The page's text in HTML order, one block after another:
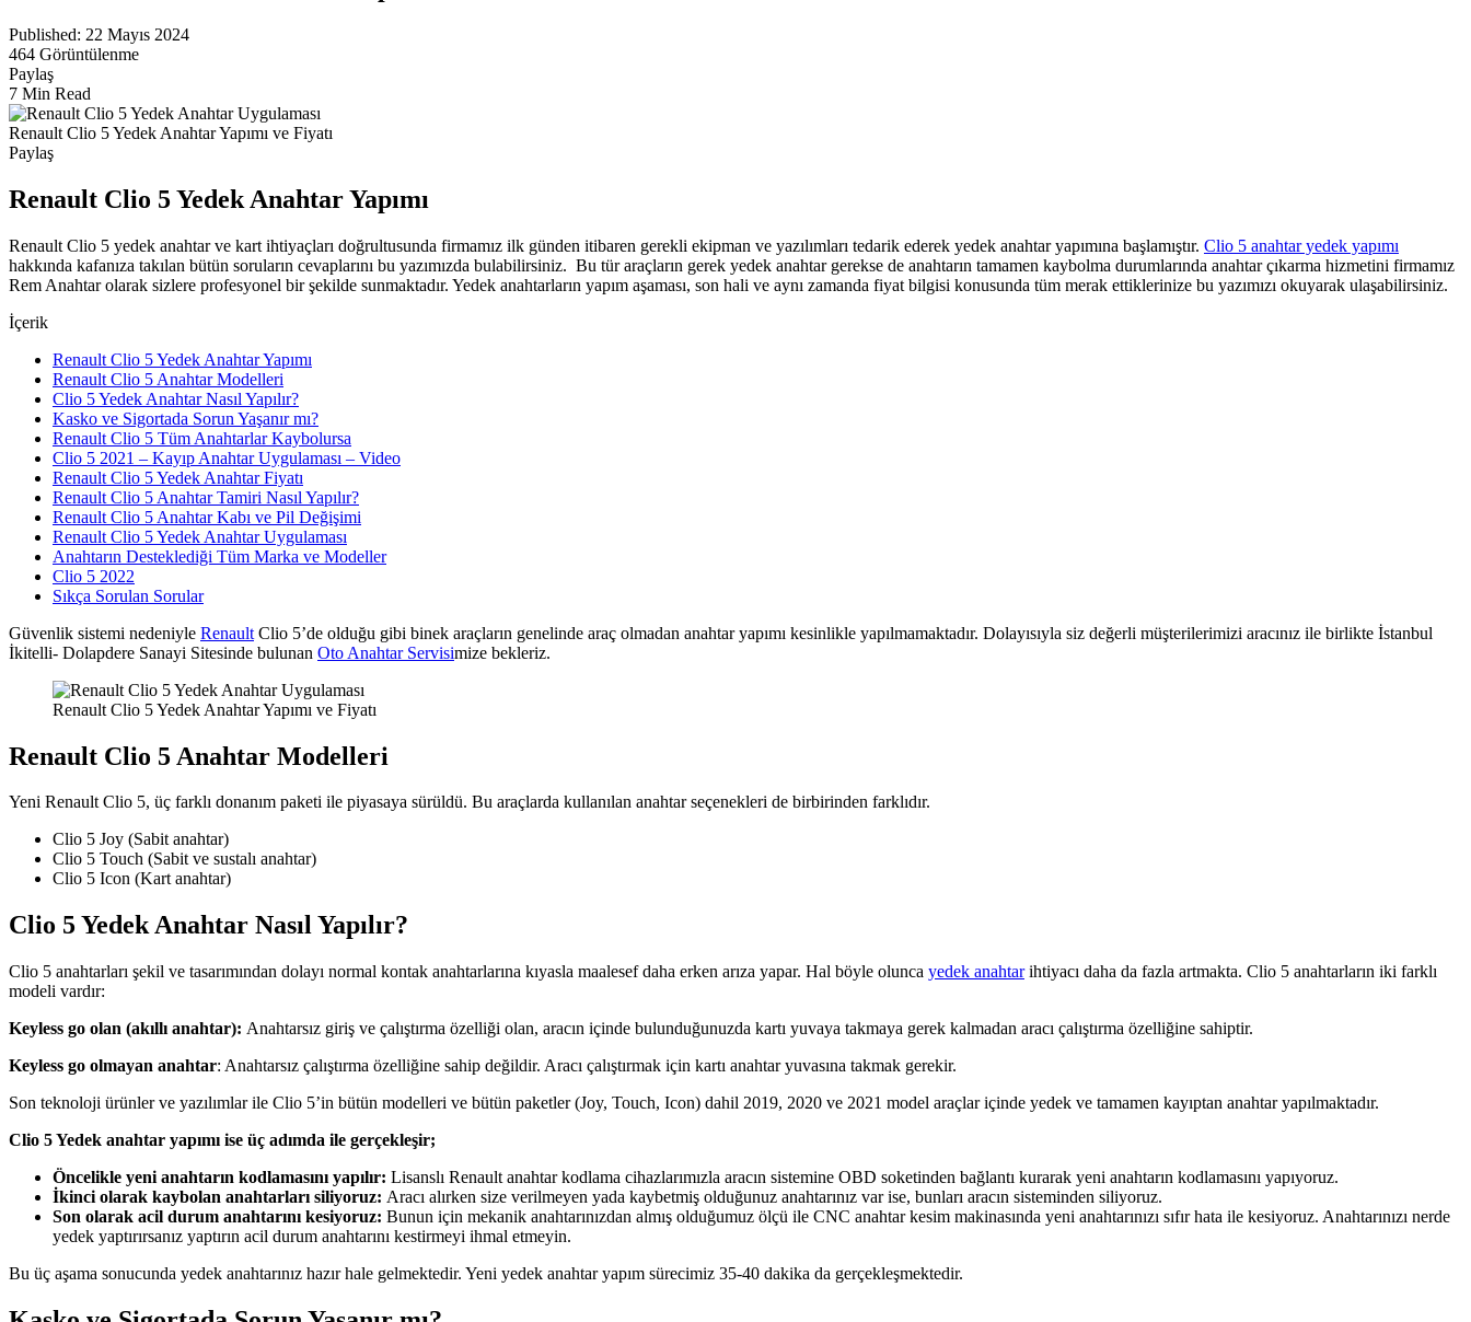
Published: 22 Mayıs 2024
464 Görüntülenme
Paylaş
7 Min Read
Renault Clio 5 Yedek Anahtar Yapımı ve Fiyatı
Paylaş
Renault Clio 5 Yedek Anahtar Yapımı
Renault Clio 5 yedek anahtar ve kart ihtiyaçları doğrultusunda firmamız ilk günden itibaren gerekli ekipman ve yazılımları tedarik ederek yedek anahtar yapımına başlamıştır. Clio 5 anahtar yedek yapımı
hakkında kafanıza takılan bütün soruların cevaplarını bu yazımızda bulabilirsiniz. Bu tür araçların gerek yedek anahtar gerekse de anahtarın tamamen kaybolma durumlarında anahtar çıkarma hizmetini firmamız
Rem Anahtar olarak sizlere profesyonel bir şekilde sunmaktadır. Yedek anahtarların yapım aşaması, son hali ve aynı zamanda fiyat bilgisi konusunda tüm merak ettiklerinize bu yazımızı okuyarak ulaşabilirsiniz.
İçerik
Renault Clio 5 Yedek Anahtar Yapımı
Renault Clio 5 Anahtar Modelleri
Clio 5 Yedek Anahtar Nasıl Yapılır?
Kasko ve Sigortada Sorun Yaşanır mı?
Renault Clio 5 Tüm Anahtarlar Kaybolursa
Clio 5 2021 – Kayıp Anahtar Uygulaması – Video
Renault Clio 5 Yedek Anahtar Fiyatı
Renault Clio 5 Anahtar Tamiri Nasıl Yapılır?
Renault Clio 5 Anahtar Kabı ve Pil Değişimi
Renault Clio 5 Yedek Anahtar Uygulaması
Anahtarın Desteklediği Tüm Marka ve Modeller
Clio 5 2022
Sıkça Sorulan Sorular
Güvenlik sistemi nedeniyle Renault Clio 5’de olduğu gibi binek araçların genelinde araç olmadan anahtar yapımı kesinlikle yapılmamaktadır. Dolayısıyla siz değerli müşterilerimizi aracınız ile birlikte İstanbul
İkitelli- Dolapdere Sanayi Sitesinde bulunan Oto Anahtar Servisimize bekleriz.
Renault Clio 5 Yedek Anahtar Yapımı ve Fiyatı
Renault Clio 5 Anahtar Modelleri
Yeni Renault Clio 5, üç farklı donanım paketi ile piyasaya sürüldü. Bu araçlarda kullanılan anahtar seçenekleri de birbirinden farklıdır.
Clio 5 Joy (Sabit anahtar)
Clio 5 Touch (Sabit ve sustalı anahtar)
Clio 5 Icon (Kart anahtar)
Clio 5 Yedek Anahtar Nasıl Yapılır?
Clio 5 anahtarları şekil ve tasarımından dolayı normal kontak anahtarlarına kıyasla maalesef daha erken arıza yapar. Hal böyle olunca yedek anahtarihtiyacı daha da fazla artmakta. Clio 5 anahtarların iki farklı
modeli vardır:
Keyless go olan (akıllı anahtar): Anahtarsız giriş ve çalıştırma özelliği olan, aracın içinde bulunduğunuzda kartı yuvaya takmaya gerek kalmadan aracı çalıştırma özelliğine sahiptir.
Keyless go olmayan anahtar: Anahtarsız çalıştırma özelliğine sahip değildir. Aracı çalıştırmak için kartı anahtar yuvasına takmak gerekir.
Son teknoloji ürünler ve yazılımlar ile Clio 5’in bütün modelleri ve bütün paketler (Joy, Touch, Icon) dahil 2019, 2020 ve 2021 model araçlar içinde yedek ve tamamen kayıptan anahtar yapılmaktadır.
Clio 5 Yedek anahtar yapımı ise üç adımda ile gerçekleşir;
Öncelikle yeni anahtarın kodlamasını yapılır: Lisanslı Renault anahtar kodlama cihazlarımızla aracın sistemine OBD soketinden bağlantı kurarak yeni anahtarın kodlamasını yapıyoruz.
İkinci olarak kaybolan anahtarları siliyoruz: Aracı alırken size verilmeyen yada kaybetmiş olduğunuz anahtarınız var ise, bunları aracın sisteminden siliyoruz.
Son olarak acil durum anahtarını kesiyoruz: Bunun için mekanik anahtarınızdan almış olduğumuz ölçü ile CNC anahtar kesim makinasında yeni anahtarınızı sıfır hata ile kesiyoruz. Anahtarınızı nerde
yedek yaptırırsanız yaptırın acil durum anahtarını kestirmeyi ihmal etmeyin.
Bu üç aşama sonucunda yedek anahtarınız hazır hale gelmektedir. Yeni yedek anahtar yapım sürecimiz 35-40 dakika da gerçekleşmektedir.